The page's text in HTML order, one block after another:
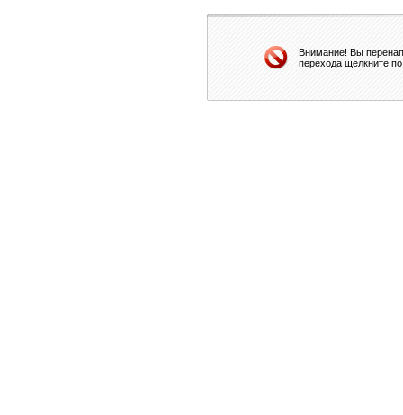
Внимание! Вы
перехода щелкните